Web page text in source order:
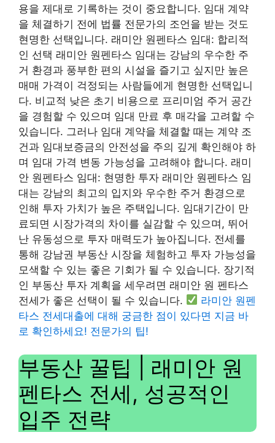
용을 제대로 기록하는 것이 중요합니다. 임대 계약
을 체결하기 전에 법률 전문가의 조언을 받는 것도
현명한 선택입니다. 래미안 원펜타스 임대: 합리적
인 선택 래미안 원펜타스 임대는 강남의 우수한 주
거 환경과 풍부한 편의 시설을 즐기고 싶지만 높은
매매 가격이 걱정되는 사람들에게 현명한 선택입니
다. 비교적 낮은 초기 비용으로 프리미엄 주거 공간
을 경험할 수 있으며 임대 만료 후 매각을 고려할 수
있습니다. 그러나 임대 계약을 체결할 때는 계약 조
건과 임대보증금의 안전성을 주의 깊게 확인해야 하
며 임대 가격 변동 가능성을 고려해야 합니다. 래미
안 원펜타스 임대: 현명한 투자 래미안 원펜타스 임
대는 강남의 최고의 입지와 우수한 주거 환경으로
인해 투자 가치가 높은 주택입니다. 임대기간이 만
료되면 시장가격의 차이를 실감할 수 있으며, 뛰어
난 유동성으로 투자 매력도가 높아집니다. 전세를
통해 강남권 부동산 시장을 체험하고 투자 가능성을
모색할 수 있는 좋은 기회가 될 수 있습니다. 장기적
인 부동산 투자 계획을 세우려면 래미안 원 펜타스
전세가 좋은 선택이 될 수 있습니다.
라미안 원펜
타스 전세대출에 대해 궁금한 점이 있다면 지금 바
로 확인하세요! 전문가의 팁!
부동산 꿀팁 | 래미안 원
펜타스 전세, 성공적인
입주 전략